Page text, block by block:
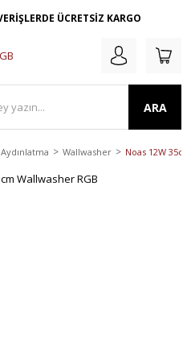
ÜCRETSİZ KARGO
ARA
Wallwasher Noas 12W